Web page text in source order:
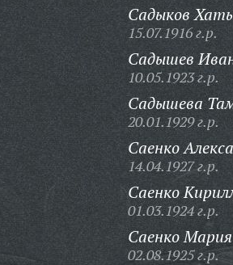
Садыков
15.07.1916 г.р.
Садышев
10.05.1923 г.р.
Садышева
20.01.1929 г.р.
Саенко
14.04.1927 г.р.
Саенко
01.03.1924 г.р.
Саенко
02.08.1925 г.р.